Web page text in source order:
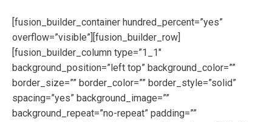
[fusion_builder_container hundred_percent=”yes”
overflow=”visible”][fusion_builder_row]
[fusion_builder_column type=”1_1″
background_position=”left top” background_color=””
border_size=”” border_color=”” border_style=”solid”
spacing=”yes” background_image=””
background_repeat=”no-repeat” padding=””